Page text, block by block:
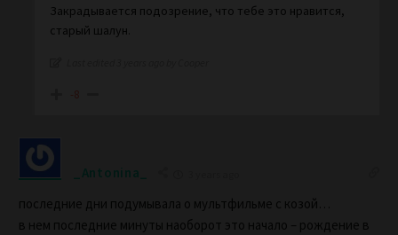
Закрадывается подозрение, что тебе это нравится,
старый шалун.
-8
_Antonina_
последние дни подумывала о мультфильме с козой…
в нем последние минуты наоборот это начало – рождение в